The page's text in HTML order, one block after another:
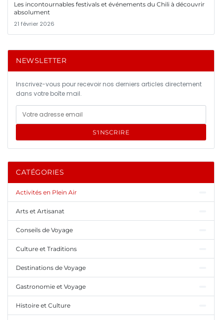
Les incontournables festivals et événements du Chili à découvrir
absolument
21 février 2026
NEWSLETTER
Inscrivez-vous pour recevoir nos derniers articles directement
dans votre boîte mail.
S'INSCRIRE
CATÉGORIES
Activités en Plein Air
Arts et Artisanat
Conseils de Voyage
Culture et Traditions
Destinations de Voyage
Gastronomie et Voyage
Histoire et Culture